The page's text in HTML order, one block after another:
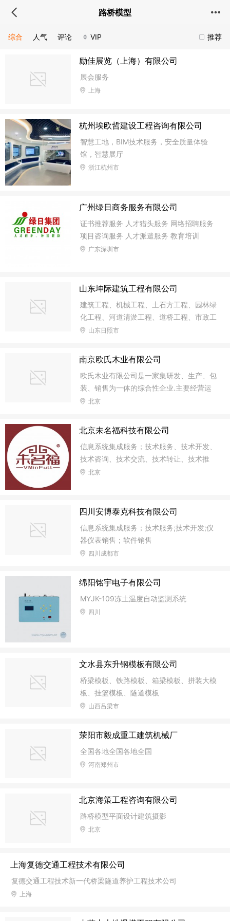
路桥模型
推荐
综合 人气 评论 VIP
励佳展览（上海）有限公司
展会服务
上海
杭州埃欧哲建设工程咨询有限公司
智慧工地，BIM技术服务，安全质量体验
馆，智慧展厅
浙江杭州市
广州绿日商务服务有限公司
证书推荐服务 人才猎头服务 网络招聘服务
项目咨询服务 人才派遣服务 教育培训
广东深圳市
山东坤际建筑工程有限公司
建筑工程、机械工程、土石方工程、园林绿
化工程、河道清淤工程、道桥工程、市政工
程、外墙保温工程、给排水工程施工；建筑
业、搬砖作业、防水作业、机械设备租赁；
道路交通安全设施销售、安装；装饰材料、
砌砖、块、水泥、铁块、钢材、木材、五金
交电；建材、配电设施、电器。
山东日照市
南京欧氏木业有限公司
欧氏木业有限公司是一家集研发、生产、包
装、销售为一体的综合性企业.主要经营运
动木地板、舞台地板、舞蹈地胶、体育运动
胶等.大量引进了欧洲新的pvc塑胶的生产设
备和研发技术.运动地板产品更加健康、安
全、环保!欧氏木业有限公司主要经营运动
木地板、舞台地板、舞蹈地胶、体育运动地
板地胶、乒乓球、篮球、羽毛球等地板地胶
面铺设材料.
北京
北京未名福科技有限公司
信息系统集成服务；技术服务、技术开发、
技术咨询、技术交流、技术转让、技术推
广；软件开发；网络技术服务；智能机器人
北京
四川安博泰克科技有限公司
信息系统集成服务；技术服务;技术开发;仪
器仪表销售；软件销售
四川成都市
绵阳铭宇电子有限公司
MYJK-109冻土温度自动监测系统
四川
文水县东升钢模板有限公司
桥梁模板、铁路模板、箱梁模板、拼装大模
板、挂篮模板、隧道模板
山西吕梁市
荥阳市毅成重工建筑机械厂
全国各地全国各地全国
河南郑州市
北京海策工程咨询有限公司
路桥模型平面设计建筑摄影
北京
上海复德交通工程技术有限公司
复德交通工程技术新一代桥梁隧道养护工程技术公司
上海